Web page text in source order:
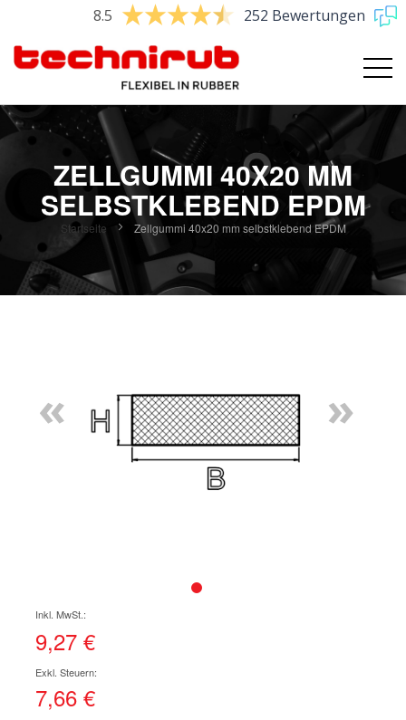
8.5 252 Bewertungen
ZELLGUMMI 40X20 MM
SELBSTKLEBEND EPDM
Startseite Zellgummi 40x20 mm selbstklebend EPDM
« »
der
Bildgalerie
9,27 €
7,66 €